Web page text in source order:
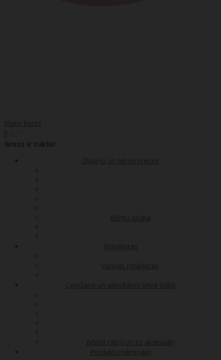
Mans konts
Grozs ir tukšs!
Zīdaiņu un bērnu preces
Bērnu istaba
Rotaļlietas
Vannas rotaļlietas
Ceļošana un aktivitātes brīvā dabā
Bērnu ratiņi un to aksesuāri
Produkti māmiņām